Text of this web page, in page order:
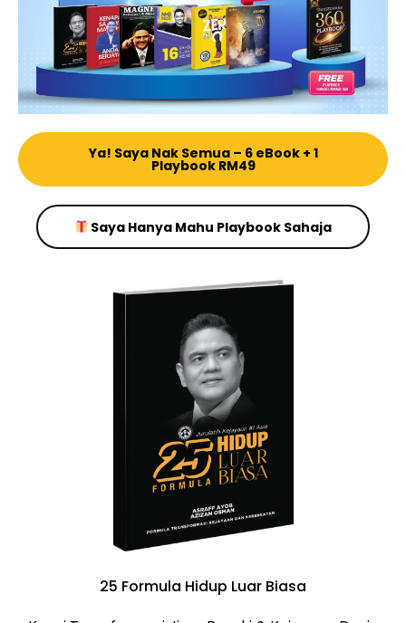
Ya! Saya Nak Semua – 6 eBook + 1
Playbook RM49
Saya Hanya Mahu Playbook Sahaja
25 Formula Hidup Luar Biasa